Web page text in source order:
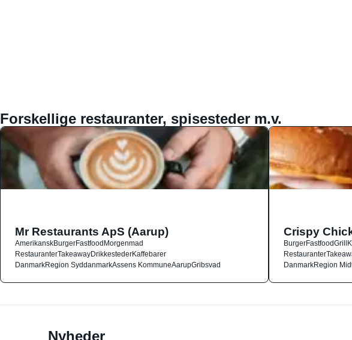
Forskellige restauranter, spisesteder m.v.
Mr Restaurants ApS (Aarup)
AmerikanskBurgerFastfoodMorgenmad
RestauranterTakeawayDrikkestederKaffebarer
DanmarkRegion SyddanmarkAssens KommuneAarupGribsvad
Crispy
BurgerFastfoodGrill
Restauranter
DanmarkRegion
Nyheder